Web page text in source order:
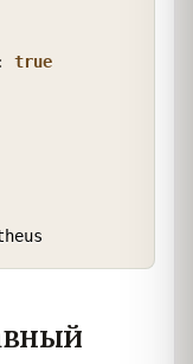
: true